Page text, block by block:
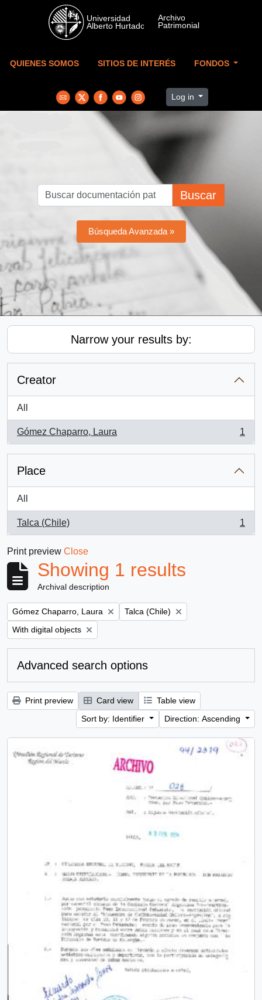
Skip to main content
QUIENES SOMOS SITIOS DE INTERÉS FONDOS
Log in
Buscar
Búsqueda Avanzada »
Narrow your results by:
Creator
All
Gómez Chaparro, Laura
, 1 results
1
Place
All
Talca (Chile)
, 1 results
1
Print preview Close
Showing 1 results
Archival description
Remove filter:
Gómez Chaparro, Laura Remove filter:
Talca (Chile)
Remove filter:
With digital objects
Advanced search options
Print preview Card view
Table view
Sort by: Identifier
Direction: Ascending